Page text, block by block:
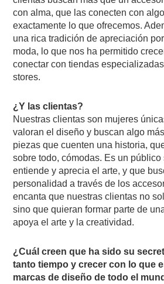
con alma, que las conecten con
exactamente lo que ofrecemos.
una rica tradición de apreciación
moda, lo que nos ha permitido
conectar con tiendas
stores.
¿Y las clientas?
Nuestras clientas son mujeres
valoran el diseño y buscan algo
piezas que cuenten una historia,
sobre todo, cómodas. Es un
entiende y aprecia el arte, y que
personalidad a través de los
encanta que nuestras clientas no
sino que quieran formar parte de
apoya el arte y la creatividad.
¿Cuál creen que ha sido su
tanto tiempo y crecer con lo que
marcas de diseño de todo el